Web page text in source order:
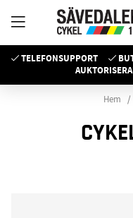
TELEFONSUPPORT
Hem